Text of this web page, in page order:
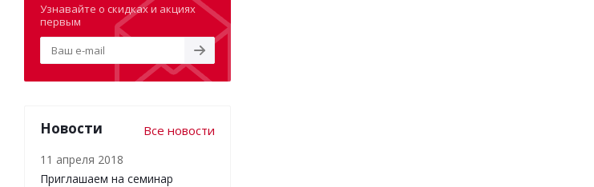
Узнавайте о скидках и акциях
первым
Новости Все новости
11 апреля 2018
Приглашаем на семинар